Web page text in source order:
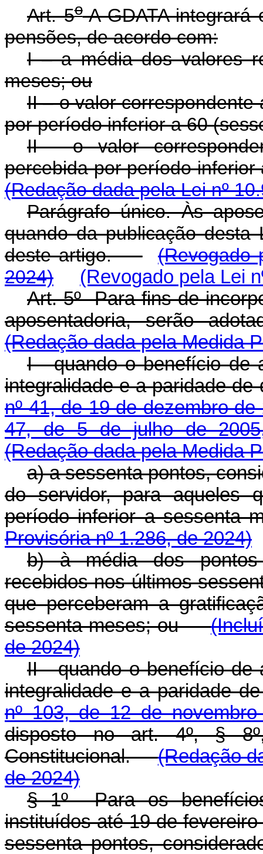
Art. 5oA GDATA integrará
pensões, de acordo com:
I – a média dos valores
meses; ou
II – o valor
por período inferior a 60
II - o valor
percebida por período
(Redação dada pela Lei nº
Parágrafo único. Às
quando da publicação
deste artigo.
(Revogado
2024)
(Revogado pela Lei
Art. 5º Para fins de
aposentadoria, serão
(Redação dada pela Medida
I - quando o benefício de
integralidade e a paridade
nº 41, de 19 de dezembro de
47, de 5 de julho de
(Redação dada pela Medida
a) a sessenta pontos,
do servidor, para aqueles
período inferior a
Provisória nº 1.286, de 2024)
b) à média dos pontos
recebidos nos últimos
que perceberam a
sessenta meses; ou
de 2024)
II - quando o benefício de
integralidade e a paridade
nº 103, de 12 de
disposto no art. 4º, §
Constitucional.(Redação
de 2024)
§ 1º Para os
instituídos até 19 de
sessenta pontos,